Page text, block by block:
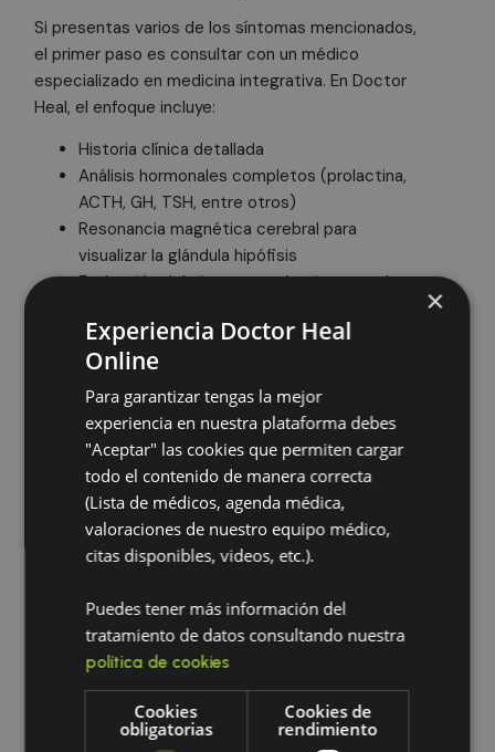
Si presentas varios de los síntomas mencionados,
el primer paso es consultar con un médico
especializado en medicina integrativa. En Doctor
Heal, el enfoque incluye:
Historia clínica detallada
Análisis hormonales completos (prolactina,
ACTH, GH, TSH, entre otros)
Resonancia magnética cerebral para
visualizar la glándula hipófisis
Evaluación del eje neuroendocrino completo
detectar el adenoma, sino comprender su impacto
sobre el cuerpo.
¿Se puede tratar un
adenoma
hipofisariosin cirugía?
En muchos casos, sí. Dependerá del tamaño del
organismo a tratamientos integrativos.
La medicina convencional suele indicar:
Tratamiento farmacológico (agonistas de
dopamina, bloqueadores hormonales)
Cirugía transesfenoidal en casos de
×
Experiencia Doctor Heal
Online
Para garantizar tengas la mejor
experiencia en nuestra plataforma debes
"Aceptar" las cookies que permiten cargar
todo el contenido de manera correcta
(Lista de médicos, agenda médica,
valoraciones de nuestro equipo médico,
citas disponibles, videos, etc.).
Puedes tener más información del
tratamiento de datos consultando nuestra
política de cookies
Cookies
obligatorias
Cookies de
rendimiento